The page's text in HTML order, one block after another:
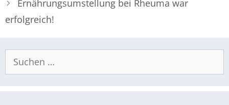
Ernährungsumstellung bei Rheuma war
erfolgreich!
nach: